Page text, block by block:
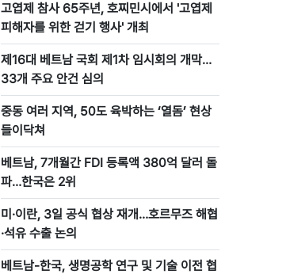
고엽제 참사 65주년, 호찌민시에서 '고엽제
피해자를 위한 걷기 행사' 개최
제16대 베트남 국회 제1차 임시회의 개막…
33개 주요 안건 심의
중동 여러 지역, 50도 육박하는 ‘열돔’ 현상
들이닥쳐
베트남, 7개월간 FDI 등록액 380억 달러 돌
파…한국은 2위
미·이란, 3일 공식 협상 재개…호르무즈 해협
·석유 수출 논의
베트남-한국, 생명공학 연구 및 기술 이전 협